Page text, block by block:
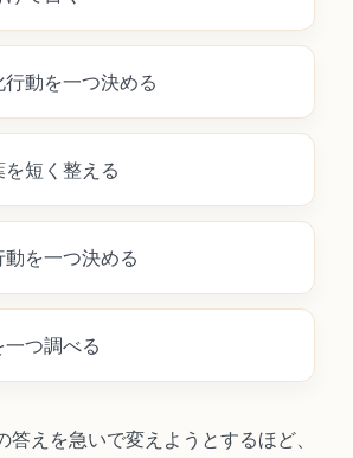
動を一つ決める
短く整える
を一つ決める
つ調べる
えを急いで変えようとするほど、